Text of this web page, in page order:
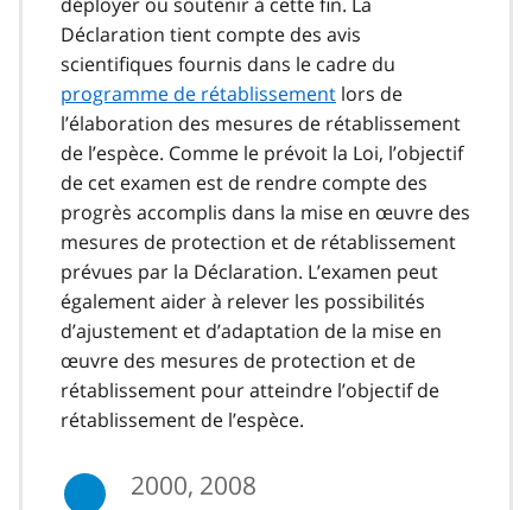
Déclaration tient compte des avis
scientifiques fournis dans le cadre du
programme de rétablissement lors de
l’élaboration des mesures de rétablissement
de l’espèce. Comme le prévoit la Loi, l’objectif
de cet examen est de rendre compte des
progrès accomplis dans la mise en œuvre des
mesures de protection et de rétablissement
prévues par la Déclaration. L’examen peut
également aider à relever les possibilités
d’ajustement et d’adaptation de la mise en
œuvre des mesures de protection et de
rétablissement pour atteindre l’objectif de
rétablissement de l’espèce.
2000, 2008